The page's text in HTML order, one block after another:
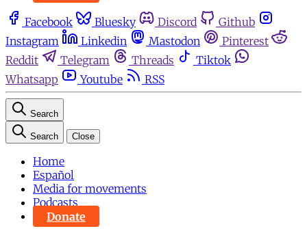
Facebook Bluesky Discord
Github
Instagram
Linkedin Mastodon
Pinterest
Reddit
Telegram Threads
Tiktok
Whatsapp
Youtube RSS
Search
Search Close
Home
Español
Media for movements
Podcasts
Donate